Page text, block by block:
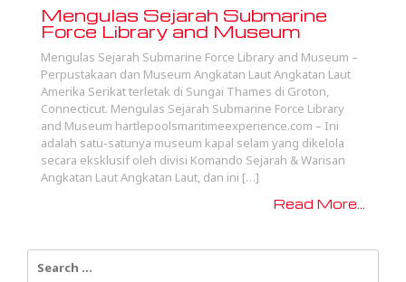
Mengulas Sejarah Submarine
Force Library and Museum
Mengulas Sejarah Submarine Force Library and Museum –
Perpustakaan dan Museum Angkatan Laut Angkatan Laut
Amerika Serikat terletak di Sungai Thames di Groton,
Connecticut. Mengulas Sejarah Submarine Force Library
and Museum hartlepoolsmaritimeexperience.com – Ini
adalah satu-satunya museum kapal selam yang dikelola
secara eksklusif oleh divisi Komando Sejarah & Warisan
Angkatan Laut Angkatan Laut, dan ini […]
Read More...
Search
for: